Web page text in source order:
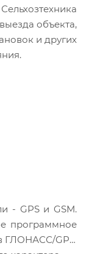
объекта,
и других
- GPS и GSM.
программное
ГЛОНАСС/GPS.